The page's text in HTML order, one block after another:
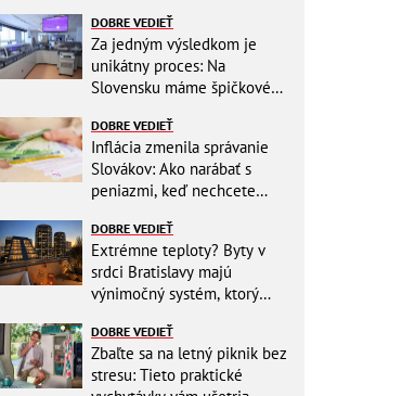
DOBRE VEDIEŤ
Za jedným výsledkom je
unikátny proces: Na
Slovensku máme špičkové
DOBRE VEDIEŤ
Inflácia zmenila správanie
Slovákov: Ako narábať s
peniazmi, keď nechcete
DOBRE VEDIEŤ
Extrémne teploty? Byty v
srdci Bratislavy majú
výnimočný systém, ktorý
DOBRE VEDIEŤ
Zbaľte sa na letný piknik bez
stresu: Tieto praktické